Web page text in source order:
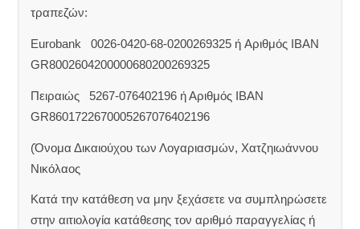
τραπεζών:
Eurobank 0026-0420-68-0200269325 ή Aριθμός IBAN
GR8002604200000680200269325
Πειραιώς 5267-076402196 ή Αριθμός IBAN
GR8601722670005267076402196
(Όνομα Δικαιούχου των Λογαριασμών, Χατζηιωάννου
Νικόλαος
Κατά την κατάθεση να μην ξεχάσετε να συμπληρώσετε
στην αιτιολογία κατάθεσης τον αριθμό παραγγελίας ή